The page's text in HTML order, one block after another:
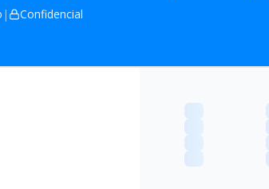
| Confidencial